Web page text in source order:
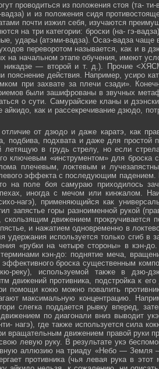
проводиться из положения стоя (та-
вадза) и из положения сидя
почти изжил себя, изучаются
на три категории: броски (на- гэ-
удары (атэми-вадза). Осаэ-вадза чаще
переворотом называется, как и в
на начальном этапе обучения, имеют
никадзе — второй и т. д.). Прочие
пояснение действия. Например, усиро
при захвате за плечи сзади».
были зашифрованы в звучных
о сути. Самурайские кланы и
айкидо, как и рассекречивание дзюдо,
от дзюдо и даже каратэ, как
подбива, подхвата и даже для
летящую в грудь стрелу, но если
ключевым «инструментом» для броска
плечевым, локтевым и
эффекта с последующим падением.
на поле боя самураю приходилось
иногда с мечом или кинжалом.
нагэ), применяющийся как
запястье горы разноименной рукой
скользящим движением прокручивается
и нажатием одновременно в
удержания используется только сгиб в
«рубки на четыре стороны» в кэн-
кэн-до: поднятие меча,
броска существенным
реку), используемой также в дзю-
движений противника, подстройка к
помощи кокю можно повалить
максимальную концентрацию.
слегка поддается рывку вперед,
по диагонали вниз выводит
нагэ), где также используется сила
вращательным движением правой руки
левую руку. В результате укэ
аллюзию на триаду «Небо — Земля
противника (чья левая рука в